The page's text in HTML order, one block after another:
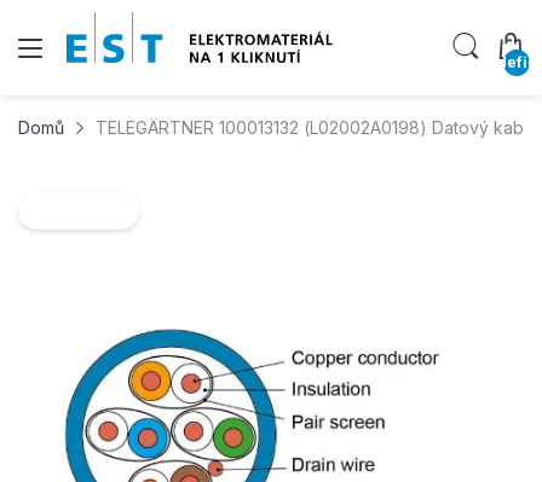
Domů TELEGÄRTNER 100013132 (L02002A0198) Datový